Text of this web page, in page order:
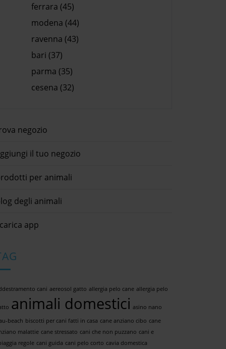
ferrara (45)
modena (44)
ravenna (43)
bari (37)
parma (35)
cesena (32)
negozio
il tuo negozio
per animali
degli animali
app
cani aereosol gatto allergia pelo cane allergia pelo
animali domestici asino nano
beach biscotti per cani fatti in casa cane anziano cibo cane
malattie cane stressato cani che non puzzano cani e
regole cani guida cani pelo corto cavia domestica